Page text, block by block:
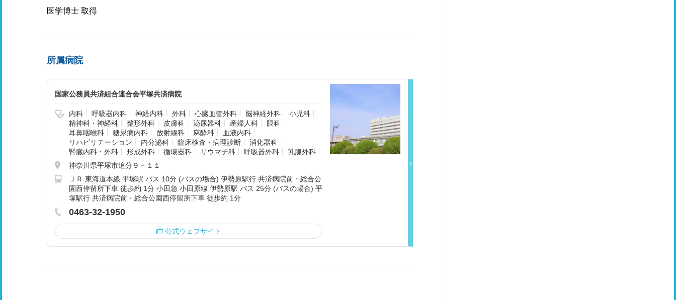
医学博士 取得
所属病院
国家公務員共済組合連合会平塚共済病院
内科 呼吸器内科 神経内科 外科 心臓血管外科 脳神経外科
小児科
精神科・神経科
整形外科 皮膚科 泌尿器科 産婦人科
眼科
耳鼻咽喉科
糖尿病内科 放射線科 麻酔科
血液内科
リハビリテーション
内分泌科 臨床検査・病理診断
消化器科
腎臓内科・外科
形成外科 循環器科 リウマチ科 呼吸器外科
乳腺外科
神奈川県平塚市追分９－１１
ＪＲ 東海道本線 平塚駅 バス 10分 (バスの場合) 伊勢原駅行 共済病院前・総合公
園西停留所下車 徒歩約 1分 小田急 小田原線 伊勢原駅 バス 25分 (バスの場合) 平
塚駅行 共済病院前・総合公園西停留所下車 徒歩約 1分
0463-32-1950
公式ウェブサイト